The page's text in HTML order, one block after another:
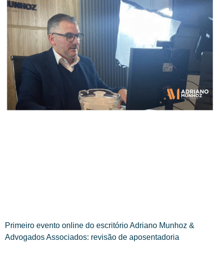
Primeiro evento online do escritório Adriano Munhoz &
Advogados Associados: revisão de aposentadoria